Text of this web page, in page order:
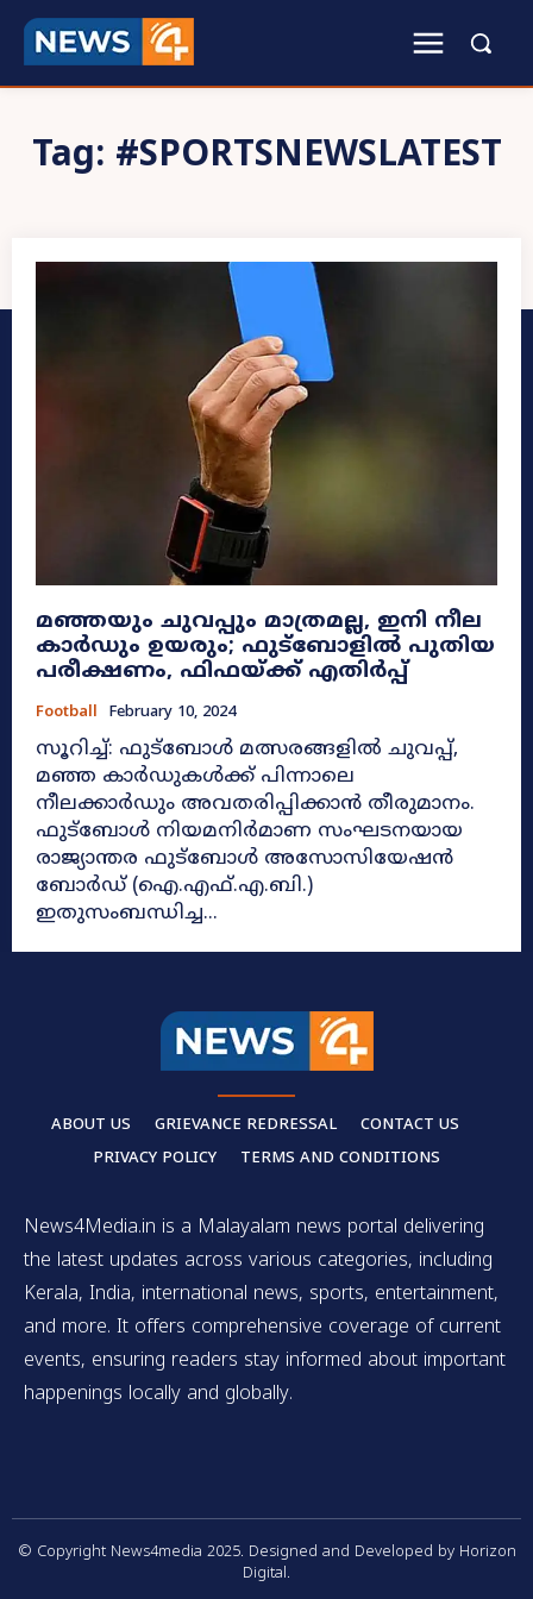
Tag: #SPORTSNEWSLATEST
മഞ്ഞയും ചുവപ്പും മാത്രമല്ല, ഇനി നീല
കാർഡും ഉയരും; ഫുട്ബോളിൽ പുതിയ
പരീക്ഷണം, ഫിഫയ്ക്ക് എതിർപ്പ്
Football February 10, 2024
സൂറിച്ച്: ഫുട്ബോള്‍ മത്സരങ്ങളില്‍ ചുവപ്പ്,
മഞ്ഞ കാര്‍ഡുകള്‍ക്ക് പിന്നാലെ
നീലക്കാര്‍ഡും അവതരിപ്പിക്കാൻ തീരുമാനം.
ഫുട്ബോള്‍ നിയമനിര്‍മാണ സംഘടനയായ
രാജ്യാന്തര ഫുട്ബോള്‍ അസോസിയേഷന്‍
ബോര്‍ഡ് (ഐ.എഫ്.എ.ബി.)
ഇതുസംബന്ധിച്ച...
ABOUT US GRIEVANCE REDRESSAL
CONTACT US
PRIVACY POLICY
TERMS AND CONDITIONS
News4Media.in is a Malayalam news portal delivering
the latest updates across various categories, including
Kerala, India, international news, sports, entertainment,
and more. It offers comprehensive coverage of current
events, ensuring readers stay informed about important
happenings locally and globally.
© Copyright News4media 2025. Designed and Developed by Horizon
Digital.